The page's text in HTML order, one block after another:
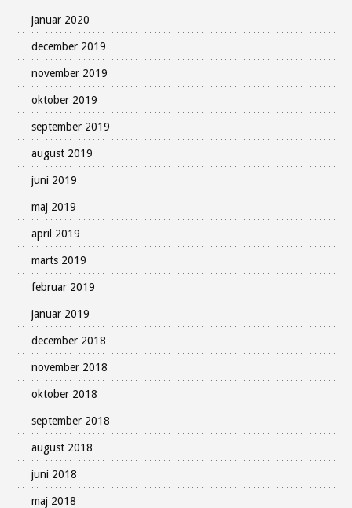
januar 2020
december 2019
november 2019
oktober 2019
september 2019
august 2019
juni 2019
maj 2019
april 2019
marts 2019
februar 2019
januar 2019
december 2018
november 2018
oktober 2018
september 2018
august 2018
juni 2018
maj 2018